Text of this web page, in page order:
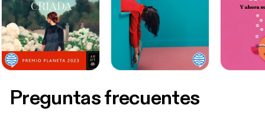
Preguntas frecuentes